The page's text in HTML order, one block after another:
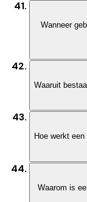
Wanneer
Waaruit
Hoe werkt
Waarom is